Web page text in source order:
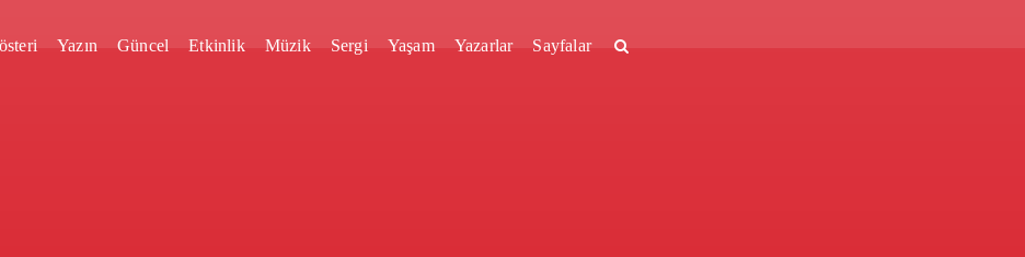
Yazın Güncel Etkinlik Müzik Sergi Yaşam Yazarlar Sayfalar